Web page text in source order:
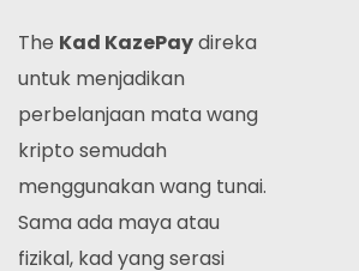
The Kad KazePaydireka
untuk menjadikan
perbelanjaan mata wang
kripto semudah
menggunakan wang tunai.
Sama ada maya atau
fizikal, kad yang serasi